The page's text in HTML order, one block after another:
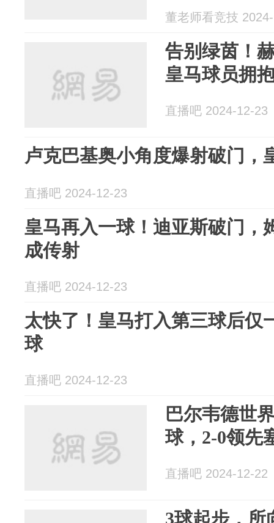
董老师看竞技
告别绿茵！
皇马球员拥
直播吧 2024-12-23
卢克巴基奥小角度爆射破门，
直播吧 2024-12-23
皇马再入一球！迪亚斯破门，
成传射
直播吧 2024-12-23
太快了！皇马打入第三球后仅
球
直播吧 2024-12-23
巴尔韦德世
球，2-0领先
直播吧 2024-12-22
3球起步，所